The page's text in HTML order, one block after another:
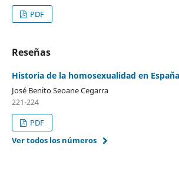
PDF
Reseñas
Historia de la homosexualidad en
José Benito Seoane Cegarra
221-224
PDF
Ver todos los números